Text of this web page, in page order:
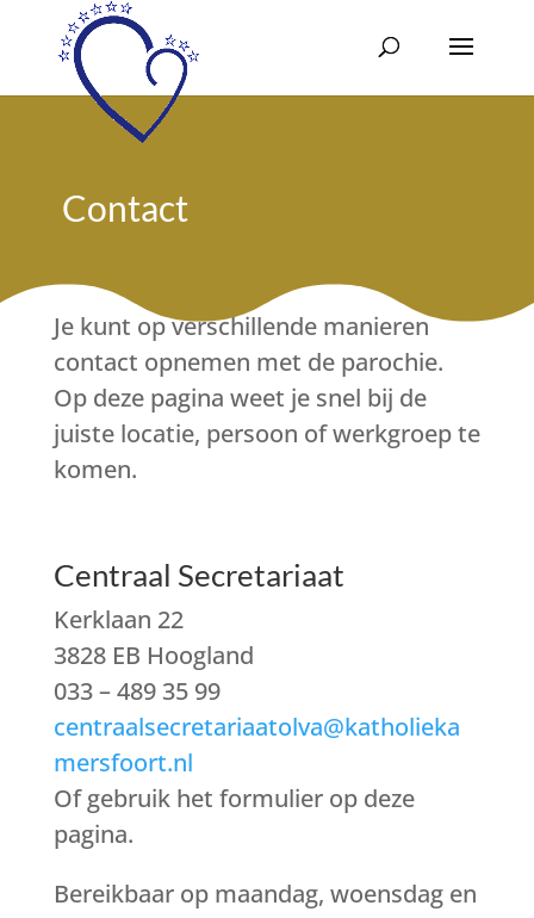
Contact
Je kunt op verschillende manieren
contact opnemen met de parochie.
Op deze pagina weet je snel bij de
juiste locatie, persoon of werkgroep te
komen.
Centraal Secretariaat
Kerklaan 22
3828 EB Hoogland
033 – 489 35 99
centraalsecretariaatolva@katholieka
mersfoort.nl
Of gebruik het formulier op deze
pagina.
Bereikbaar op maandag, woensdag en